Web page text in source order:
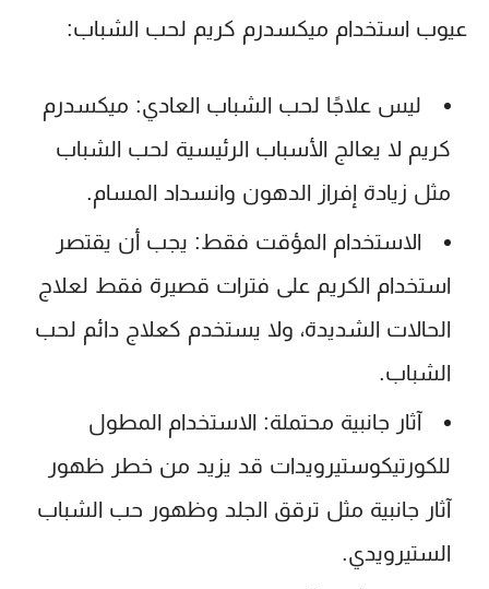
عيوب استخدام ميكسدرم كريم لحب الشباب:
ليس علاجًا لحب الشباب العادي: ميكسدرم
كريم لا يعالج الأسباب الرئيسية لحب الشباب
مثل زيادة إفراز الدهون وانسداد المسام.
الاستخدام المؤقت فقط: يجب أن يقتصر
استخدام الكريم على فترات قصيرة فقط لعلاج
الحالات الشديدة، ولا يستخدم كعلاج دائم لحب
الشباب.
آثار جانبية محتملة: الاستخدام المطول
للكورتيكوستيرويدات قد يزيد من خطر ظهور
آثار جانبية مثل ترقق الجلد وظهور حب الشباب
الستيرويدي.